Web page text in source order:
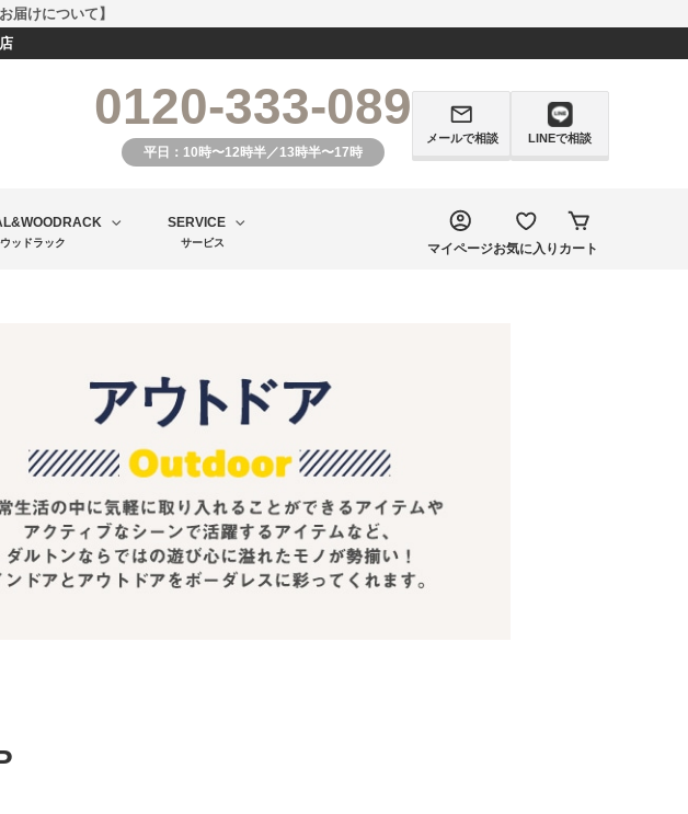
届けについて】
0120-333-089
平日：10時〜12時半／13時半〜17時
メールで相談 LINEで相談
ッドラック
SERVICE
サービス マイページお気に入り カート